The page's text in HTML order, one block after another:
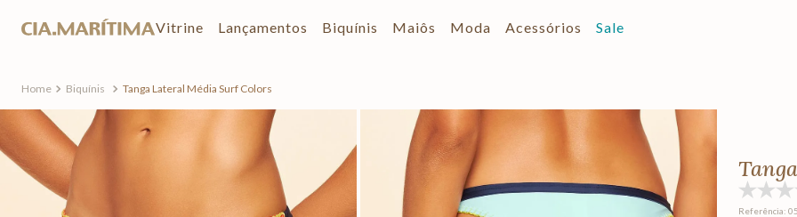
Vitrine Lançamentos Biquínis Maiôs Moda Acessórios Sale
Biquínis Tanga Lateral Média Surf Colors
Referência: